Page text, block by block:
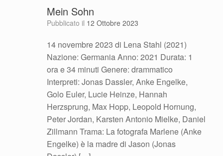
Mein Sohn
Pubblicato il 12 Ottobre 2023
14 novembre 2023 di Lena Stahl (2021)
Nazione: Germania Anno: 2021 Durata: 1
ora e 34 minuti Genere: drammatico
Interpreti: Jonas Dassler, Anke Engelke,
Golo Euler, Lucie Heinze, Hannah
Herzsprung, Max Hopp, Leopold Hornung,
Peter Jordan, Karsten Antonio Mielke, Daniel
Zillmann Trama: La fotografa Marlene (Anke
Engelke) è la madre di Jason (Jonas